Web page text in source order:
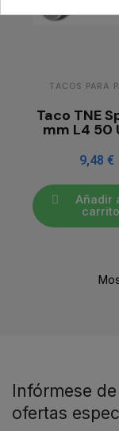
TACOS PARA
Taco TNE
mm L4 50
9,48 €
Añadir
carrito
Infórmese
ofertas